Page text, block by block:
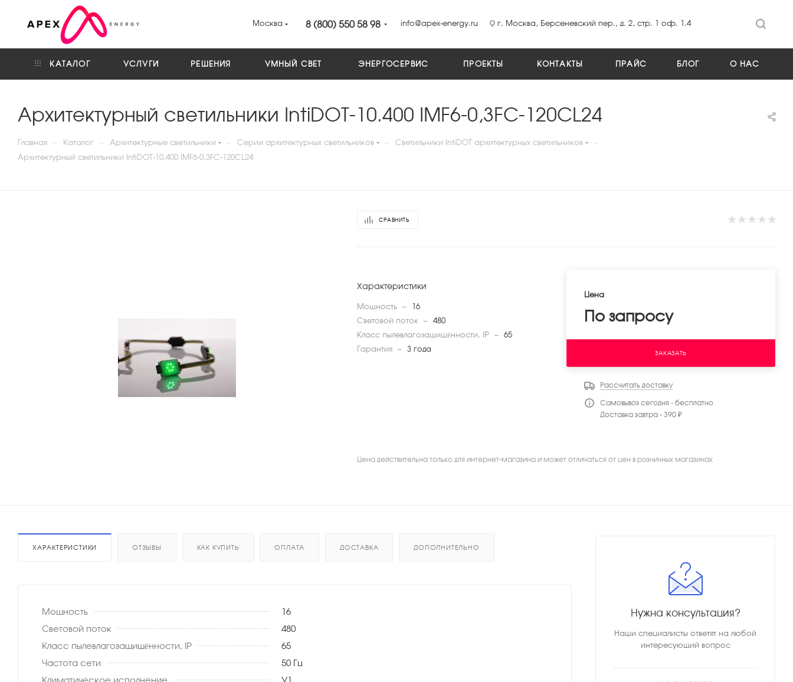
Москва 8 (800) 550 58 98 info@apex-energy.ru г. Москва, Берсеневский пер., д. 2, стр. 1 оф. 1.4
КАТАЛОГ УСЛУГИ РЕШЕНИЯ УМНЫЙ СВЕТ ЭНЕРГОСЕРВИС ПРОЕКТЫ КОНТАКТЫ ПРАЙС БЛОГ О НАС
Архитектурный светильники IntiDOT-10.400 IMF6-0,3FC-120CL24
Главная — Каталог — Архитектурные светильники — Серии архитектурных светильников — Светильники IntiDOT архитектурных светильников —
Архитектурный светильники IntiDOT-10.400 IMF6-0,3FC-120CL24
СРАВНИТЬ
Характеристики
Мощность —
16
Световой поток
—
480
Класс пылевлагозащищённости, IP
—
65
Гарантия
— 3 года
Цена
По запросу
ЗАКАЗАТЬ
Рассчитать доставку
Самовывоз сегодня - бесплатно
Доставка завтра - 390 ₽
Цена действительна только для интернет-магазина и может отличаться от цен в розничных магазинах
ХАРАКТЕРИСТИКИ ОТЗЫВЫ КАК КУПИТЬ ОПЛАТА ДОСТАВКА ДОПОЛНИТЕЛЬНО
Мощность
16
Световой поток
480
Класс пылевлагозащищённости, IP
65
Частота сети
50 Гц
Климатическое исполнение
У1
Нужна консультация?
Наши специалисты ответят на любой
интересующий вопрос